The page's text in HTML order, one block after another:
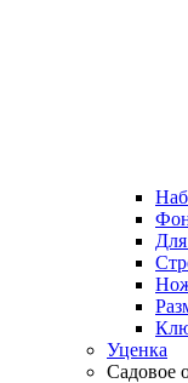
Уценка
Садовое